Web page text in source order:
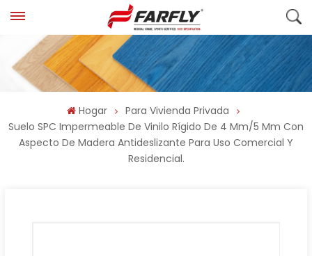
Hogar
Para Vivienda Privada
Suelo SPC Impermeable De Vinilo Rígido De 4 Mm/5 Mm Con
Aspecto De Madera Antideslizante Para Uso Comercial Y
Residencial.